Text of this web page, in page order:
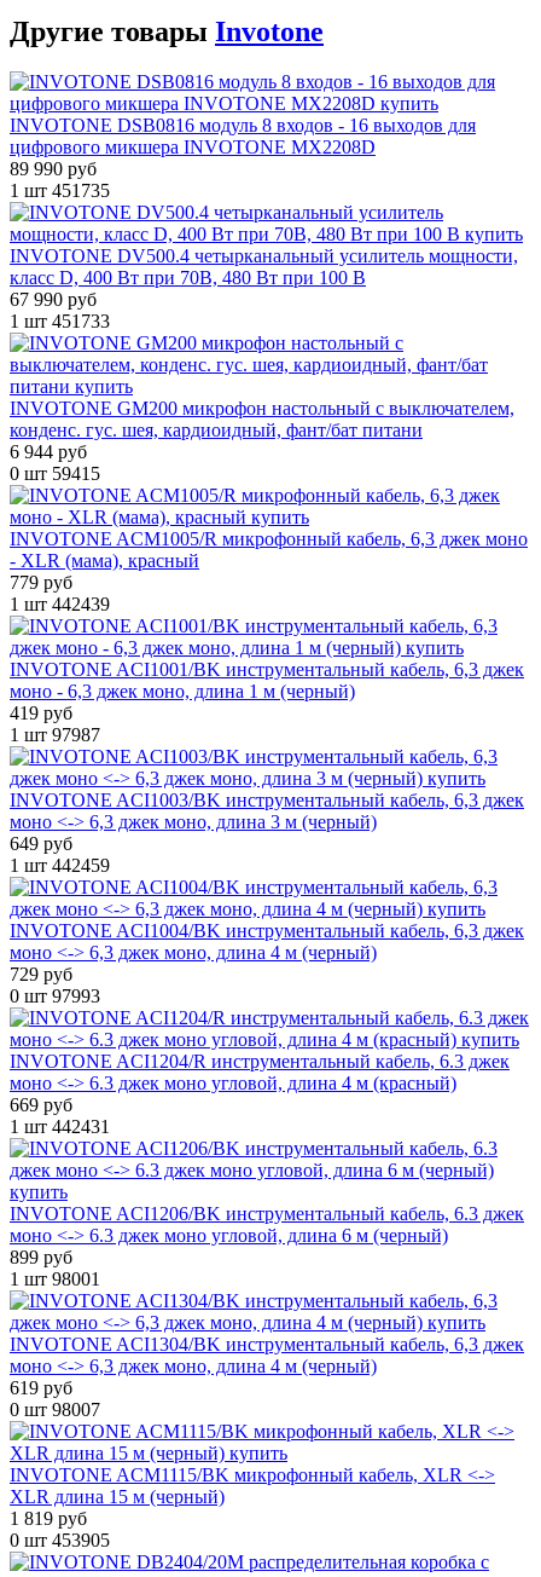
Другие товары Invotone
INVOTONE DSB0816 модуль 8 входов - 16 выходов для
цифрового микшера INVOTONE MX2208D
89 990 руб
1 шт 451735
INVOTONE DV500.4 четырканальный усилитель мощности,
класс D, 400 Вт при 70В, 480 Вт при 100 В
67 990 руб
1 шт 451733
INVOTONE GM200 микрофон настольный с выключателем,
конденс. гус. шея, кардиоидный, фант/бат питани
6 944 руб
0 шт 59415
INVOTONE ACM1005/R микрофонный кабель, 6,3 джек моно
- XLR (мама), красный
779 руб
1 шт 442439
INVOTONE ACI1001/BK инструментальный кабель, 6,3 джек
моно - 6,3 джек моно, длина 1 м (черный)
419 руб
1 шт 97987
INVOTONE ACI1003/BK инструментальный кабель, 6,3 джек
моно <-> 6,3 джек моно, длина 3 м (черный)
649 руб
1 шт 442459
INVOTONE ACI1004/BK инструментальный кабель, 6,3 джек
моно <-> 6,3 джек моно, длина 4 м (черный)
729 руб
0 шт 97993
INVOTONE ACI1204/R инструментальный кабель, 6.3 джек
моно <-> 6.3 джек моно угловой, длина 4 м (красный)
669 руб
1 шт 442431
INVOTONE ACI1206/BK инструментальный кабель, 6.3 джек
моно <-> 6.3 джек моно угловой, длина 6 м (черный)
899 руб
1 шт 98001
INVOTONE ACI1304/BK инструментальный кабель, 6,3 джек
моно <-> 6,3 джек моно, длина 4 м (черный)
619 руб
0 шт 98007
INVOTONE ACM1115/BK микрофонный кабель, XLR <->
XLR длина 15 м (черный)
1 819 руб
0 шт 453905